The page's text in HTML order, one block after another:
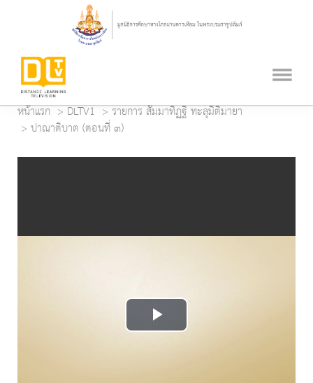
หน้าแรก DLTV1
รายการ สัมมาทิฏฐิ ทะลุมิติมายา
ปาณาติบาต (ตอนที่ ๓)
Play